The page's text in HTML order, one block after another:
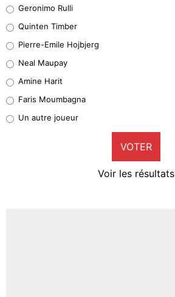
32%
5%
1%
9%
Geronimo Rulli
Quinten Timber
Pierre-Emile Hojbjerg
Neal Maupay
Amine Harit
Faris Moumbagna
Un autre joueur
VOTER
Voir les résultats